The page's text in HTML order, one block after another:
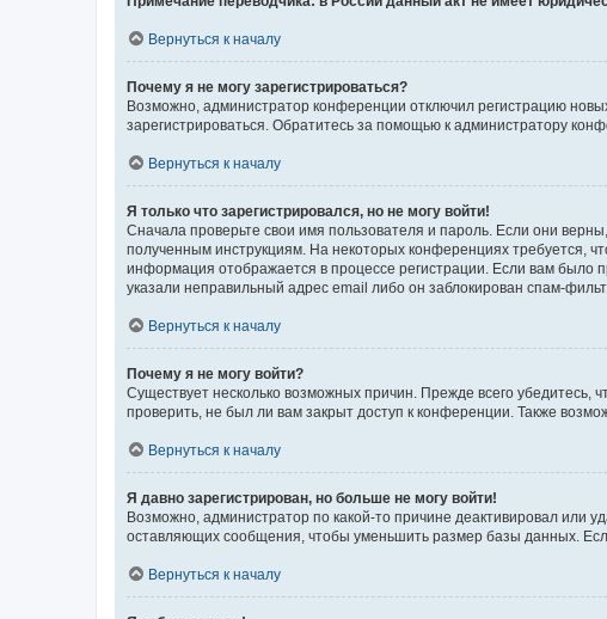
Вернуться к началу
Почему я не могу зарегистрироваться?
Возможно, администратор конференции отключил регистрацию
зарегистрироваться. Обратитесь за помощью к администратору
Вернуться к началу
Я только что зарегистрировался, но не могу войти!
Сначала проверьте свои имя пользователя и пароль. Если они
полученным инструкциям. На некоторых конференциях требуется,
информация отображается в процессе регистрации. Если вам было
указали неправильный адрес email либо он заблокирован спам-
Вернуться к началу
Почему я не могу войти?
Существует несколько возможных причин. Прежде всего
проверить, не был ли вам закрыт доступ к конференции. Также
Вернуться к началу
Я давно зарегистрирован, но больше не могу войти!
Возможно, администратор по какой-то причине деактивировал или
оставляющих сообщения, чтобы уменьшить размер базы данных.
Вернуться к началу